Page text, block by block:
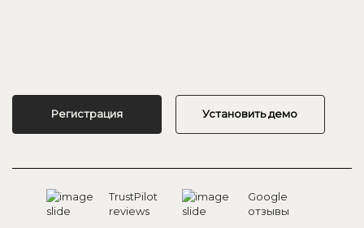
Регистрация Установить демо
TrustPilot
reviews
Google
отзывы